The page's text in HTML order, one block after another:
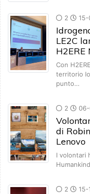
2
LE2C
H2ERE
Con
territorio
punto…
2
di
Lenovo
I volontari
2 15-